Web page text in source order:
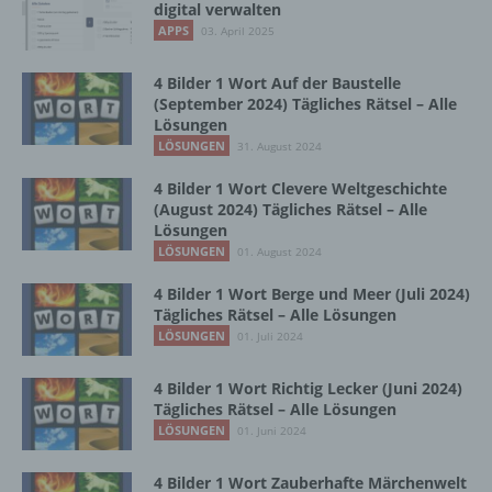
digital verwalten
APPS 03. April 2025
4 Bilder 1 Wort Auf der Baustelle
(September 2024) Tägliches Rätsel – Alle
Lösungen
LÖSUNGEN 31. August 2024
4 Bilder 1 Wort Clevere Weltgeschichte
(August 2024) Tägliches Rätsel – Alle
Lösungen
LÖSUNGEN 01. August 2024
4 Bilder 1 Wort Berge und Meer (Juli 2024)
Tägliches Rätsel – Alle Lösungen
LÖSUNGEN 01. Juli 2024
4 Bilder 1 Wort Richtig Lecker (Juni 2024)
Tägliches Rätsel – Alle Lösungen
LÖSUNGEN 01. Juni 2024
4 Bilder 1 Wort Zauberhafte Märchenwelt
lesbar und verständlich sein. Um dies zu
gewährleisten, möchten wir vorab die verwendeten
Wir verwenden in dieser Datenschutzerklärung
unter anderem die folgenden Begriffe:
a) personenbezogene Daten
Personenbezogene Daten sind alle
oder identifizierbare natürliche Person (im
Folgenden „betroffene Person") beziehen.
Als identifizierbar wird eine natürliche
Person angesehen, die direkt oder indirekt,
insbesondere mittels Zuordnung zu einer
Kennung wie einem Namen, zu einer
Kennnummer, zu Standortdaten, zu einer
Online-Kennung oder zu einem oder
mehreren besonderen Merkmalen, die